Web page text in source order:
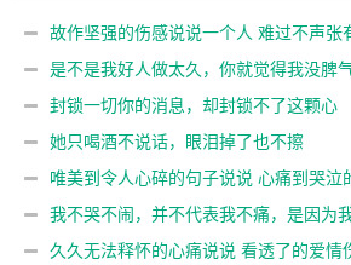
故作坚强的伤感说说一个人 难过不声张
是不是我好人做太久，你就觉得我没脾
封锁一切你的消息，却封锁不了这颗心
她只喝酒不说话，眼泪掉了也不擦
唯美到令人心碎的句子说说 心痛到哭泣
我不哭不闹，并不代表我不痛，是因为
久久无法释怀的心痛说说 看透了的爱情